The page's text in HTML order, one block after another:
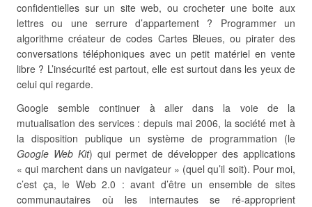
confidentielles sur un site web, ou crocheter une boite aux
lettres ou une serrure d’appartement ? Programmer un
algorithme créateur de codes Cartes Bleues, ou pirater des
conversations téléphoniques avec un petit matériel en vente
libre ? L’insécurité est partout, elle est surtout dans les yeux de
celui qui regarde.
Google semble continuer à aller dans la voie de la
mutualisation des services : depuis mai 2006, la société met à
la disposition publique un système de programmation (le
Google Web Kit) qui permet de développer des applications
« qui marchent dans un navigateur » (quel qu’il soit). Pour moi,
c’est ça, le Web 2.0 : avant d’être un ensemble de sites
communautaires où les internautes se ré-approprient